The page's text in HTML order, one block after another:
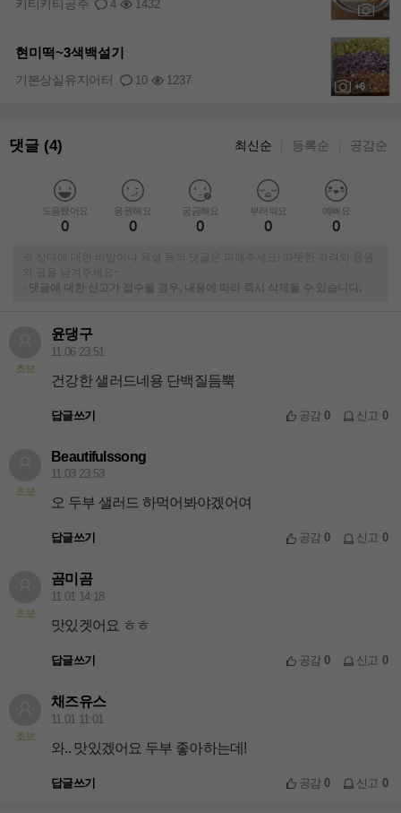
4 1432
키티키티공주
+6
현미떡~3색백설기
10 1237
기본상실유지어터
댓글 (4) 최신순 등록순 공감순
도움됐어요
0
응원해요
0
궁금해요
0
부러워요
0
예뻐요
0
※ 상대에 대한 비방이나 욕설 등의 댓글은 피해주세요! 따뜻한 격려와 응원
-
댓글에 대한 신고가 접수될 경우, 내용에 따라 즉시 삭제될 수 있습니다.
초보
윤댕구
11.06 23:51
건강한 샐러드네용 단백질듬뿍
답글쓰기 공감0 신고 0
초보
Beautifulssong
11.03 23:53
오 두부 샐러드 하먹어봐야겠어여
답글쓰기 공감0 신고 0
초보
곰미곰
11.01 14:18
맛있겟어요 ㅎㅎ
답글쓰기 공감0 신고 0
초보
채즈유스
11.01 11:01
와.. 맛있겠어요 두부 좋아하는데!
답글쓰기 공감0 신고 0